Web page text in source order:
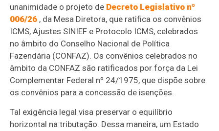
unanimidade o projeto de Decreto Legislativo nº
006/26 , da Mesa Diretora, que ratifica os convênios
ICMS, Ajustes SINIEF e Protocolo ICMS, celebrados
no âmbito do Conselho Nacional de Política
Fazendária (CONFAZ). Os convênios celebrados no
âmbito da CONFAZ são ratificados por força da Lei
Complementar Federal nº 24/1975, que dispõe sobre
os convênios para a concessão de isenções.
Tal exigência legal visa preservar o equilíbrio
horizontal na tributação. Dessa maneira, um Estado